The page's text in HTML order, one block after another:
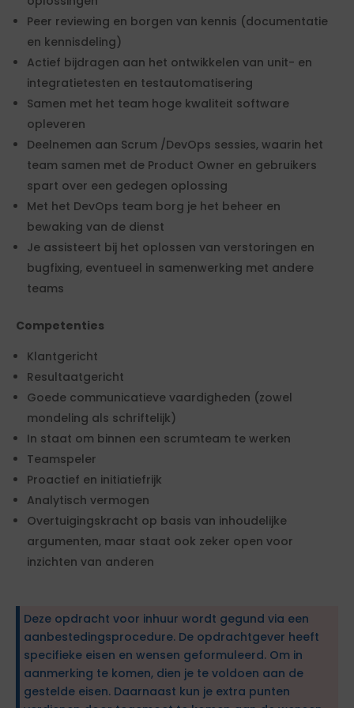
Peer reviewing en borgen van kennis (documentatie
en kennisdeling)
Actief bijdragen aan het ontwikkelen van unit- en
integratietesten en testautomatisering
Samen met het team hoge kwaliteit software
opleveren
Deelnemen aan Scrum /DevOps sessies, waarin het
team samen met de Product Owner en gebruikers
spart over een gedegen oplossing
Met het DevOps team borg je het beheer en
bewaking van de dienst
Je assisteert bij het oplossen van verstoringen en
bugfixing, eventueel in samenwerking met andere
teams
Competenties
Klantgericht
Resultaatgericht
Goede communicatieve vaardigheden (zowel
mondeling als schriftelijk)
In staat om binnen een scrumteam te werken
Teamspeler
Proactief en initiatiefrijk
Analytisch vermogen
Overtuigingskracht op basis van inhoudelijke
argumenten, maar staat ook zeker open voor
inzichten van anderen
Deze opdracht voor inhuur wordt gegund via een
aanbestedingsprocedure. De opdrachtgever heeft
specifieke eisen en wensen geformuleerd. Om in
aanmerking te komen, dien je te voldoen aan de
gestelde eisen. Daarnaast kun je extra punten